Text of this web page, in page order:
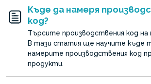
Къде да намеря
код?
Търсите производствения код на
В тази статия ще научите къде
намерите производствения код
продукти.